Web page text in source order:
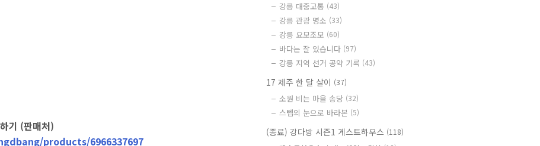
기 (판매처)
products/6966337697
강릉 대중교통 (43)
강릉 관광 명소 (33)
강릉 요모조모 (60)
바다는 잘 있습니다 (97)
강릉 지역 선거 공약 기록 (43)
17 제주 한 달 살이 (37)
소원 비는 마을 송당 (32)
스텝의 눈으로 바라본 (5)
(종료) 강다방 시즌1 게스트하우스 (118)